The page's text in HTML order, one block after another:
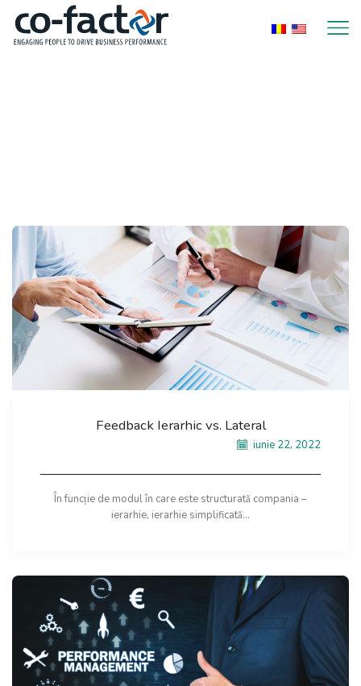
Feedback Ierarhic vs. Lateral
iunie 22, 2022
În funcție de modul în care este structurată compania –
ierarhie, ierarhie simplificată...